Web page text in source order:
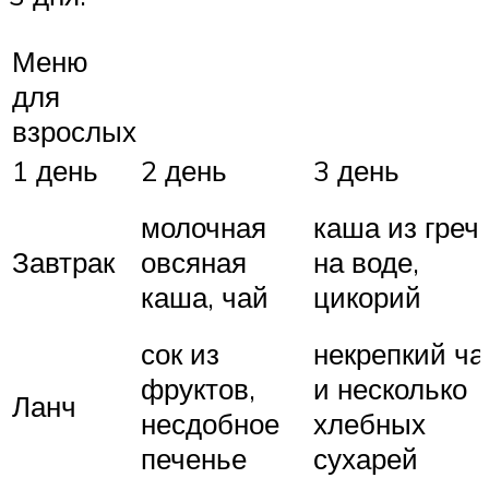
Меню
для
взрослых
1 день
2 день 3 день
Завтрак
молочная
овсяная
каша, чай
каша из
на воде,
цикорий
Ланч
сок из
фруктов,
несдобное
печенье
некрепкий
и несколько
хлебных
сухарей